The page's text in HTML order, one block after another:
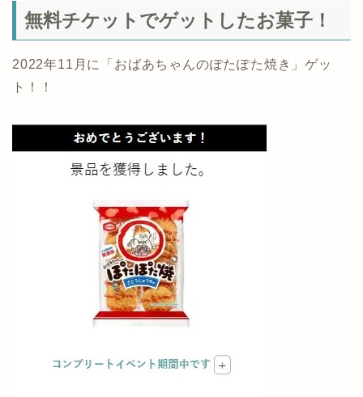
無料チケットでゲットしたお菓子！
2022年11月に「おばあちゃんのぽたぽた焼き」ゲッ
ト！！